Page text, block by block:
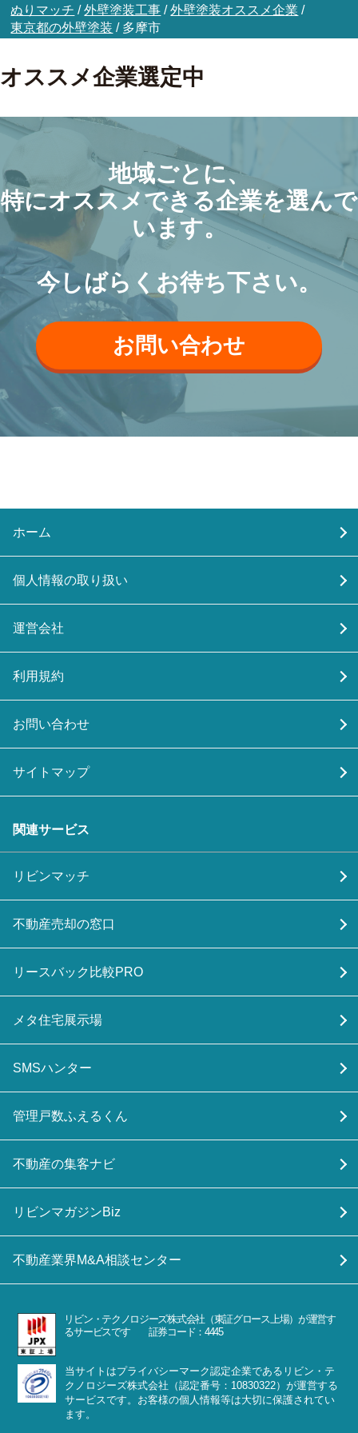
ぬりマッチ /外壁塗装工事 /外壁塗装オススメ企業 /
東京都の外壁塗装 / 多摩市
オススメ企業選定中
地域ごとに、
特にオススメできる企業を選んで
います。
今しばらくお待ち下さい。
お問い合わせ
ホーム
個人情報の取り扱い
運営会社
利用規約
お問い合わせ
サイトマップ
関連サービス
リビンマッチ
不動産売却の窓口
リースバック比較PRO
メタ住宅展示場
SMSハンター
管理戸数ふえるくん
不動産の集客ナビ
リビンマガジンBiz
不動産業界M&A相談センター
リビン・テクノロジーズ株式会社（東証グロース上場）が運営す
るサービスです 証券コード：4445
当サイトはプライバシーマーク認定企業であるリビン・テ
クノロジーズ株式会社（認定番号：10830322）が運営する
サービスです。お客様の個人情報等は大切に保護されてい
ます。